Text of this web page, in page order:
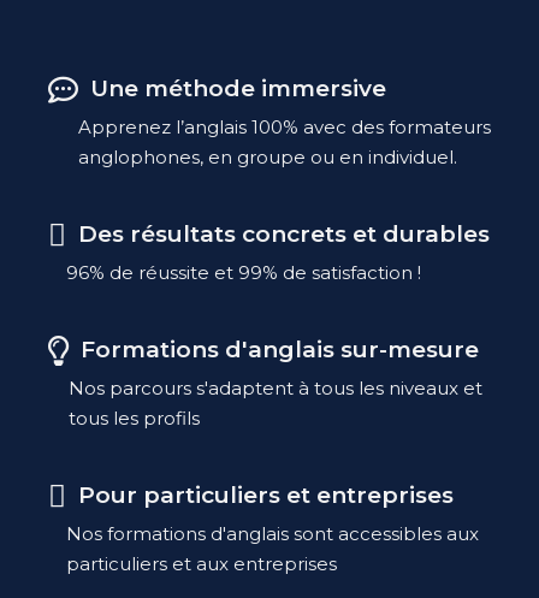
Une méthode immersive
Apprenez l’anglais 100% avec des formateurs
anglophones, en groupe ou en individuel.
Des résultats concrets et durables
96% de réussite et 99% de satisfaction !
Formations d'anglais sur-mesure
Nos parcours s'adaptent à tous les niveaux et
tous les profils
Pour particuliers et entreprises
Nos formations d'anglais sont accessibles aux
particuliers et aux entreprises